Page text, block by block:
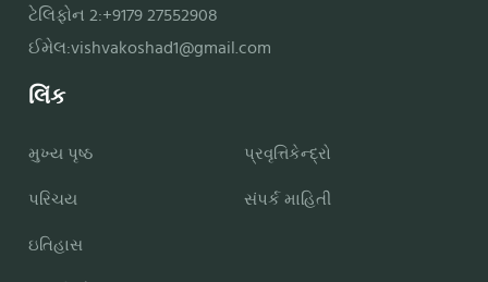
ટેલિફોન 2:+9179 27552908
ઈમેલ:vishvakoshad1@gmail.com
લિંક
મુખ્ય પૃષ્ઠ
પરિચય
ઇતિહાસ
પ્રવૃત્તિકેન્દ્રો
સંપર્ક માહિતી